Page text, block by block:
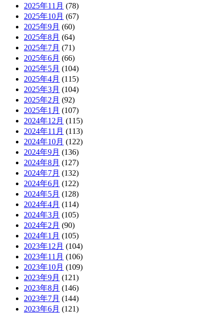
2025年11月 (78)
2025年10月 (67)
2025年9月 (60)
2025年8月 (64)
2025年7月 (71)
2025年6月 (66)
2025年5月 (104)
2025年4月 (115)
2025年3月 (104)
2025年2月 (92)
2025年1月 (107)
2024年12月 (115)
2024年11月 (113)
2024年10月 (122)
2024年9月 (136)
2024年8月 (127)
2024年7月 (132)
2024年6月 (122)
2024年5月 (128)
2024年4月 (114)
2024年3月 (105)
2024年2月 (90)
2024年1月 (105)
2023年12月 (104)
2023年11月 (106)
2023年10月 (109)
2023年9月 (121)
2023年8月 (146)
2023年7月 (144)
2023年6月 (121)